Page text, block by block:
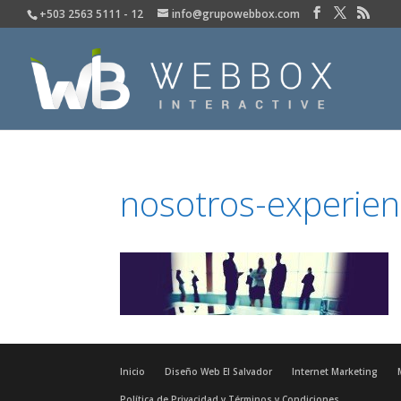
+503 2563 5111 - 12 info@grupowebbox.com
nosotros-
Inicio Diseño Web El Salvador Internet Marketing